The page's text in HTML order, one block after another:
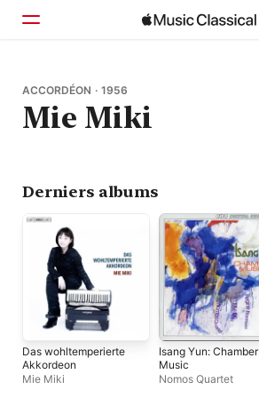
Accueil
Parcourir
ACCORDÉON · 1956
Mie Miki
Derniers albums
Das wohltemperierte
Akkordeon
Mie Miki
Isang Yun: Chamber
Music
Nomos Quartet